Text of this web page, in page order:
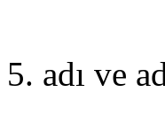
5. adı ve